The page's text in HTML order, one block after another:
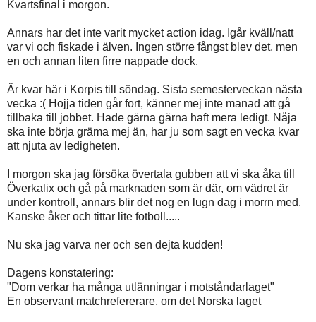
Kvartsfinal i morgon.
Annars har det inte varit mycket action idag. Igår kväll/natt
var vi och fiskade i älven. Ingen större fångst blev det, men
en och annan liten firre nappade dock.
Är kvar här i Korpis till söndag. Sista semesterveckan nästa
vecka :( Hojja tiden går fort, känner mej inte manad att gå
tillbaka till jobbet. Hade gärna gärna haft mera ledigt. Nåja
ska inte börja gräma mej än, har ju som sagt en vecka kvar
att njuta av ledigheten.
I morgon ska jag försöka övertala gubben att vi ska åka till
Överkalix och gå på marknaden som är där, om vädret är
under kontroll, annars blir det nog en lugn dag i morrn med.
Kanske åker och tittar lite fotboll.....
Nu ska jag varva ner och sen dejta kudden!
Dagens konstatering:
"Dom verkar ha många utlänningar i motståndarlaget"
En observant matchrefererare, om det Norska laget